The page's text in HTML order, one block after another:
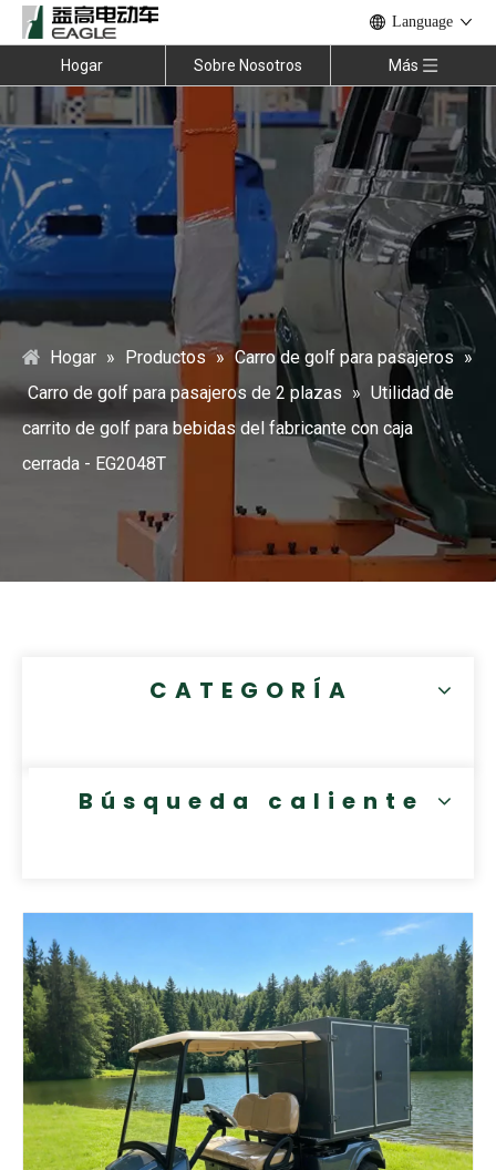
Language
Hogar Sobre Nosotros Más
Hogar » Productos » Carro de golf para pasajeros »
Carro de golf para pasajeros de 2 plazas » Utilidad de
carrito de golf para bebidas del fabricante con caja
cerrada - EG2048T
CATEGORÍA
Búsqueda caliente